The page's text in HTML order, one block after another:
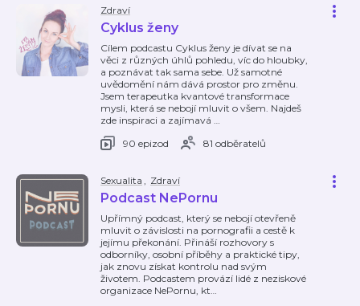
Zdraví
Cyklus ženy
Cílem podcastu Cyklus ženy je dívat se na
věci z různých úhlů pohledu, víc do hloubky,
a poznávat tak sama sebe. Už samotné
uvědomění nám dává prostor pro změnu.
Jsem terapeutka kvantové transformace
mysli, která se nebojí mluvit o všem. Najdeš
zde inspiraci a zajímavá …
90 epizod
81 odběratelů
Sexualita , Zdraví
Podcast NePornu
Upřímný podcast, který se nebojí otevřeně
mluvit o závislosti na pornografii a cestě k
jejímu překonání. Přináší rozhovory s
odborníky, osobní příběhy a praktické tipy,
jak znovu získat kontrolu nad svým
životem. Podcastem provází lidé z neziskové
organizace NePornu, kt…